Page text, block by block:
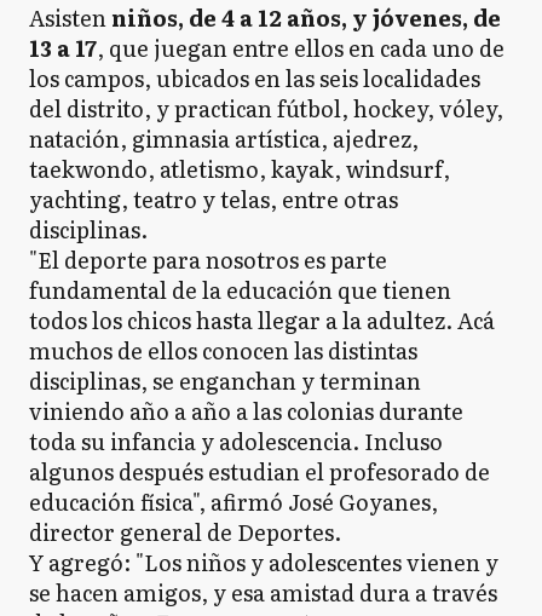
Asistenniños, de 4 a 12 años, y jóvenes, de
13 a 17, que juegan entre ellos en cada uno de
los campos, ubicados en las seis localidades
del distrito, y practican fútbol, hockey, vóley,
natación, gimnasia artística, ajedrez,
taekwondo, atletismo, kayak, windsurf,
yachting, teatro y telas, entre otras
disciplinas.
"El deporte para nosotros es parte
fundamental de la educación que tienen
todos los chicos hasta llegar a la adultez. Acá
muchos de ellos conocen las distintas
disciplinas, se enganchan y terminan
viniendo año a año a las colonias durante
toda su infancia y adolescencia. Incluso
algunos después estudian el profesorado de
educación física", afirmó José Goyanes,
director general de Deportes.
Y agregó: "Los niños y adolescentes vienen y
se hacen amigos, y esa amistad dura a través